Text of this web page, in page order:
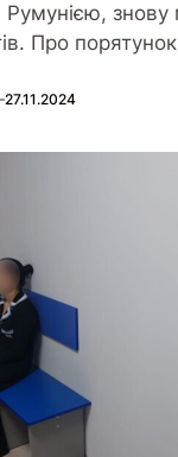
знову
Про
27.11.2024